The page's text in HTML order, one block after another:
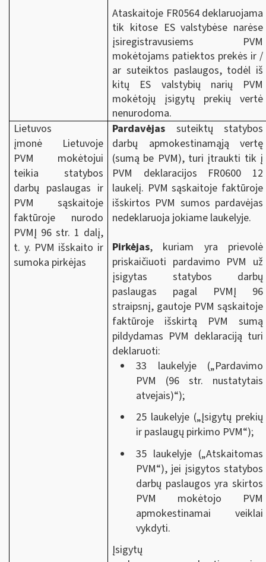
Ataskaitoje FR0564 deklaruojama
tik kitose ES valstybėse narėse
įsiregistravusiems PVM
mokėtojams patiektos prekės ir /
ar suteiktos paslaugos, todėl iš
kitų ES valstybių narių PVM
mokėtojų įsigytų prekių vertė
nenurodoma.
Lietuvos
įmonė Lietuvoje
PVM mokėtojui
teikia statybos
darbų paslaugas ir
PVM sąskaitoje
faktūroje nurodo
PVMĮ 96 str. 1 dalį,
t. y. PVM išskaito ir
sumoka pirkėjas
Pardavėjas suteiktų statybos
darbų apmokestinamąją vertę
(sumą be PVM), turi įtraukti tik į
PVM deklaracijos FR0600 12
laukelį. PVM sąskaitoje faktūroje
išskirtos PVM sumos pardavėjas
nedeklaruoja jokiame laukelyje.
Pirkėjas, kuriam yra prievolė
priskaičiuoti pardavimo PVM už
įsigytas statybos darbų
paslaugas pagal PVMĮ 96
straipsnį, gautoje PVM sąskaitoje
faktūroje išskirtą PVM sumą
pildydamas PVM deklaraciją turi
deklaruoti:
33 laukelyje („Pardavimo
PVM (96 str. nustatytais
atvejais)“);
25 laukelyje („Įsigytų prekių
ir paslaugų pirkimo PVM“);
35 laukelyje („Atskaitomas
PVM“), jei įsigytos statybos
darbų paslaugos yra skirtos
PVM mokėtojo PVM
apmokestinamai veiklai
vykdyti.
Įsigytų